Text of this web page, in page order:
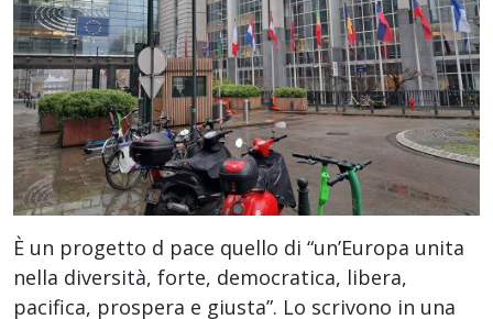
È un progetto d pace quello di “un’Europa unita
nella diversità, forte, democratica, libera,
pacifica, prospera e giusta”. Lo scrivono in una